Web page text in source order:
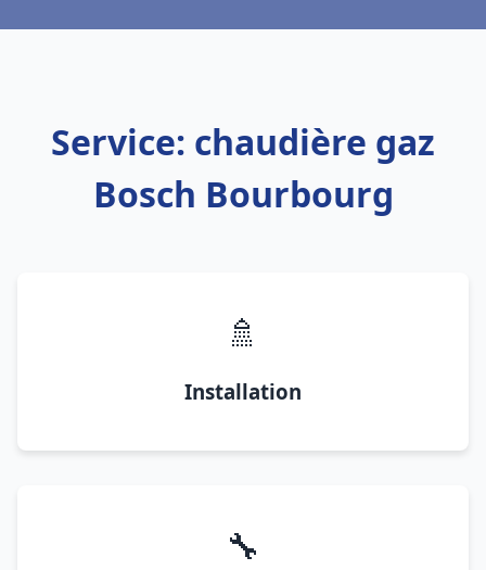
Service: chaudière gaz
Bosch Bourbourg
🚿
Installation
🔧